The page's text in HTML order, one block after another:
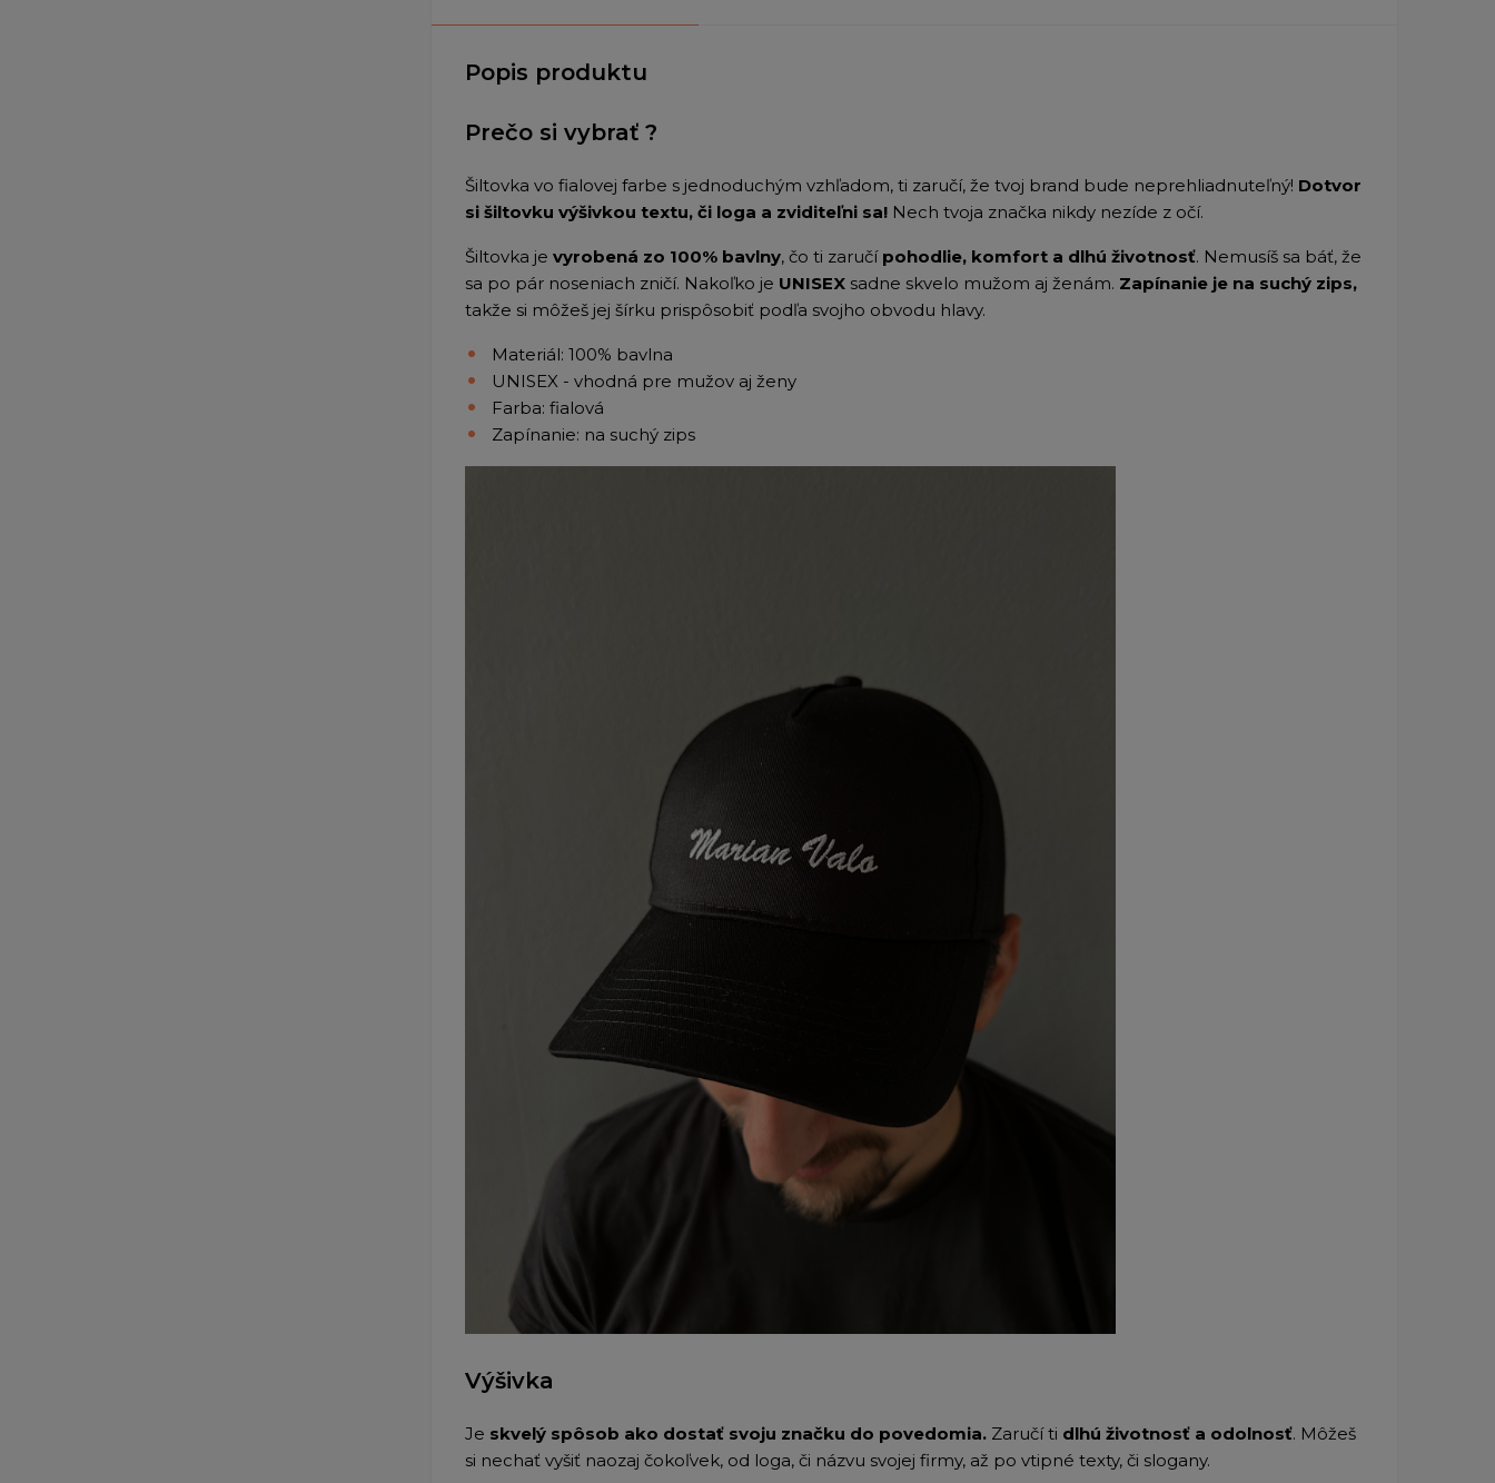
Popis produktu
Prečo si vybrať ?
Šiltovka vo fialovej farbe s jednoduchým vzhľadom, ti zaručí, že tvoj brand bude neprehliadnuteľný! Dotvor
si šiltovku výšivkou textu, či loga a zviditeľni sa! Nech tvoja značka nikdy nezíde z očí.
Šiltovka je vyrobená zo 100% bavlny, čo ti zaručí pohodlie, komfort a dlhú životnosť. Nemusíš sa báť, že
sa po pár noseniach zničí. Nakoľko je UNISEX sadne skvelo mužom aj ženám. Zapínanie je na suchý zips,
takže si môžeš jej šírku prispôsobiť podľa svojho obvodu hlavy.
Materiál: 100% bavlna
UNISEX - vhodná pre mužov aj ženy
Farba: fialová
Zapínanie: na suchý zips
Výšivka
Je skvelý spôsob ako dostať svoju značku do povedomia. Zaručí ti dlhú životnosť a odolnosť. Môžeš
si nechať vyšiť naozaj čokoľvek, od loga, či názvu svojej firmy, až po vtipné texty, či slogany.